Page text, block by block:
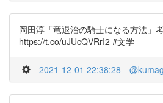
岡田淳「竜退治の騎士になる方法」
https://t.co/uJUcQVRrI2 #文学
2021-12-01 22:38:28